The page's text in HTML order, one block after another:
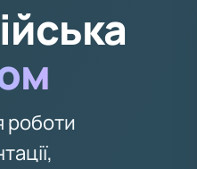
роботи